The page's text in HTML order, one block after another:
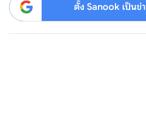
ตั้ง Sanook เป็นข่